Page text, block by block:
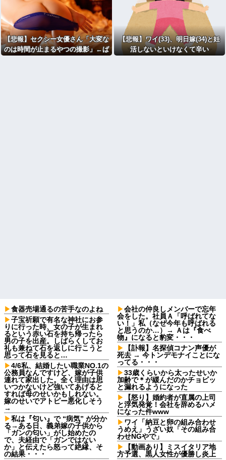
【悲報】セクシー女優さん「大変な
のは時間が止まるやつの撮影」←ば
【悲報】ワイ(33)、明日嫁(34)と妊
活しないといけなくて辛い
食器売場通るの苦手なのよね
子宝祈願で有名な神社にお参
りに行った時、女の子が生まれ
るという赤い石を持ち帰ったら
男の子を出産。しばらくしてお
礼も兼ねて石を返しに行こうと
思って石を見ると…
4/6私、結婚したい職業NO.1の
公務員なんですけど、嫁が子供
連れて家出した。全く理由は思
いつかないけど強いてあげると
すれば母のせいかもしれない。
嫁のせいでアトピー悪化しそう
→
私は『匂い』で “病気” が分か
る→ある日、義弟嫁の子供から
「ガンの匂い」がし始めたの
で、夫経由で「ガンではない
か」と伝えたら怒って絶縁、そ
の結果・・・
会社の仲良しメンバーで忘年
会をした。社員Ａ「呼ばれてな
い！」私（なぜ今年も呼ばれる
と思うのか…）→ Ａは『食べ
物』になると豹変・・・
【訃報】名探偵コナン声優が
死去 → 今トンデモナイことにな
ってる・・・
33歳くらいから太ったせいか
加齢で＊が緩んだのかチョビッ
と漏れるようになった
【怒り】婚約者が直属の上司
と浮気発覚！会社を辞めるハメ
になった件www
ワイ「納豆と卵の組み合わせ
うめえ」うざい奴「その組み合
わせNGやで」
【動画あり】ミスイタリア地
方予選、黒人女性が優勝し炎上